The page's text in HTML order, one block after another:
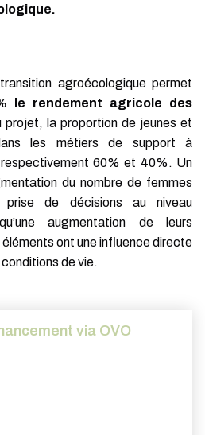
agroécologique permet
le rendement agricole des
projet, la proportion de jeunes et
les métiers de support à
respectivement 60% et 40%. Un
du nombre de femmes
de décisions au niveau
augmentation de leurs
ont une influence directe
conditions de vie.
via OVO